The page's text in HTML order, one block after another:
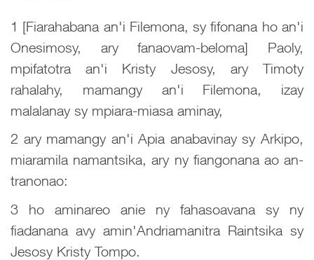
1 [Fiarahabana an'i Filemona, sy fifonana ho an'i
Onesimosy, ary fanaovam-beloma] Paoly,
mpifatotra an'i Kristy Jesosy, ary Timoty
rahalahy, mamangy an'i Filemona, izay
malalanay sy mpiara-miasa aminay,
2 ary mamangy an'i Apia anabavinay sy Arkipo,
miaramila namantsika, ary ny fiangonana ao an-
tranonao:
3 ho aminareo anie ny fahasoavana sy ny
fiadanana avy amin'Andriamanitra Raintsika sy
Jesosy Kristy Tompo.